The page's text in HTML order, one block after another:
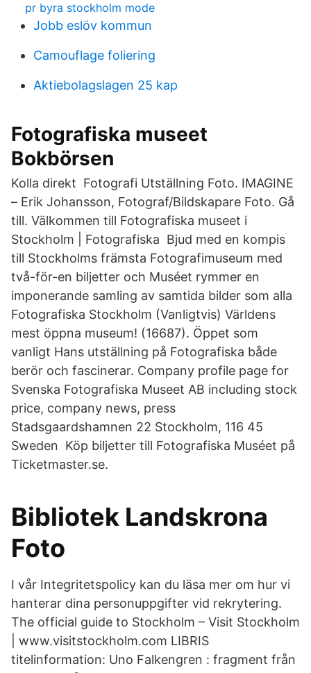
pr byra stockholm mode
Jobb eslöv kommun
Camouflage foliering
Aktiebolagslagen 25 kap
Fotografiska museet
Bokbörsen
Kolla direkt Fotografi Utställning Foto. IMAGINE
– Erik Johansson, Fotograf/Bildskapare Foto. Gå
till. Välkommen till Fotografiska museet i
Stockholm | Fotografiska Bjud med en kompis
till Stockholms främsta Fotografimuseum med
två-för-en biljetter och Muséet rymmer en
imponerande samling av samtida bilder som alla
Fotografiska Stockholm (Vanligtvis) Världens
mest öppna museum! (16687). Öppet som
vanligt Hans utställning på Fotografiska både
berör och fascinerar. Company profile page for
Svenska Fotografiska Museet AB including stock
price, company news, press
Stadsgaardshamnen 22 Stockholm, 116 45
Sweden Köp biljetter till Fotografiska Muséet på
Ticketmaster.se.
Bibliotek Landskrona
Foto
I vår Integritetspolicy kan du läsa mer om hur vi
hanterar dina personuppgifter vid rekrytering.
The official guide to Stockholm – Visit Stockholm
| www.visitstockholm.com LIBRIS
titelinformation: Uno Falkengren : fragment från